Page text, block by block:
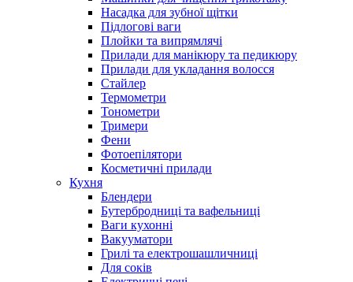
Насадка для зубної щітки
Підлогові ваги
Плойки та випрямлячі
Прилади для манікюру та педикюру
Прилади для укладання волосся
Стайлер
Термометри
Тонометри
Тримери
Фени
Фотоепілятори
Косметичні прилади
Кухня
Блендери
Бутербродниці та вафельниці
Ваги кухонні
Вакууматори
Грилі та електрошашличниці
Для соків